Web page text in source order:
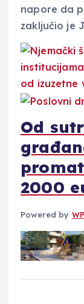
napore da
zaključio je
Od
2000
Powered by